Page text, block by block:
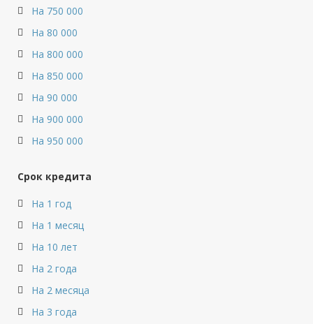
На 750 000
На 80 000
На 800 000
На 850 000
На 90 000
На 900 000
На 950 000
Срок кредита
На 1 год
На 1 месяц
На 10 лет
На 2 года
На 2 месяца
На 3 года